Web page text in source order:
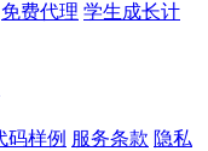
免费代理 学生成长计
码样例 服务条款 隐私